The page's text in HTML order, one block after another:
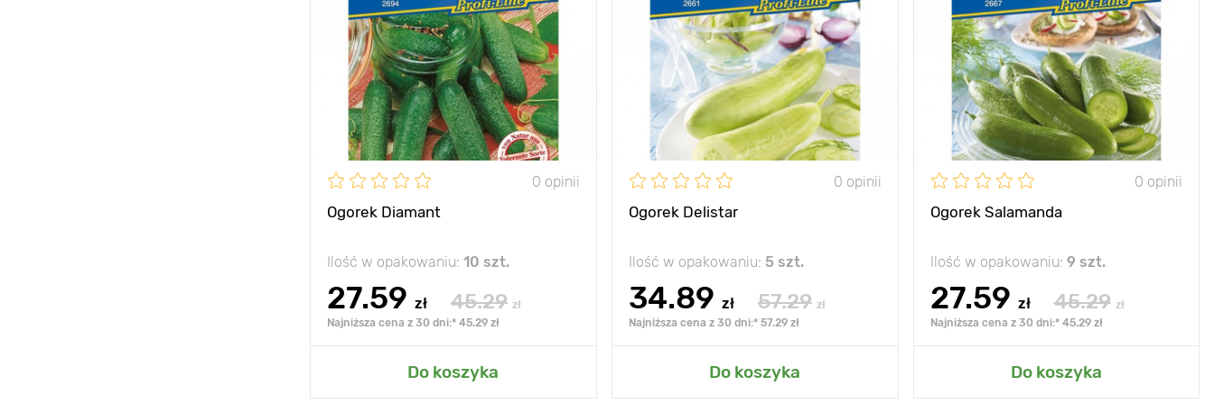
0 opinii
Ogorek Diamant
Ilość w opakowaniu: 10 szt.
27.59 zł 45.29 zł
Najniższa cena z 30 dni:* 45.29 zł
Do koszyka
Wysokość
wspinaczka
umiarkowana
Rozstawa 150 х 30 cm
Stanowisko
słońce,
półrozproszony
Dodaj do mojego ogrodu
0 opinii
Ogorek Delistar
Ilość w opakowaniu: 5 szt.
34.89 zł 57.29 zł
Najniższa cena z 30 dni:* 57.29 zł
Do koszyka
Rozstawa 50 х 100 cm
Stanowisko słońce
Dodaj do mojego ogrodu
0 opinii
Ogorek Salamanda
Ilość w opakowaniu: 9 szt.
27.59 zł 45.29 zł
Najniższa cena z 30 dni:* 45.29 zł
Do koszyka
Wysokość bardzo rozgałęziony
Rozstawa 100 х 50 cm
Stanowisko słońce
Dodaj do mojego ogrodu